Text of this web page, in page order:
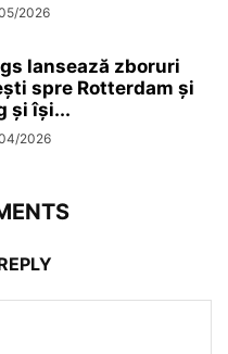
2026
lansează zboruri
spre Rotterdam și
și își...
2026